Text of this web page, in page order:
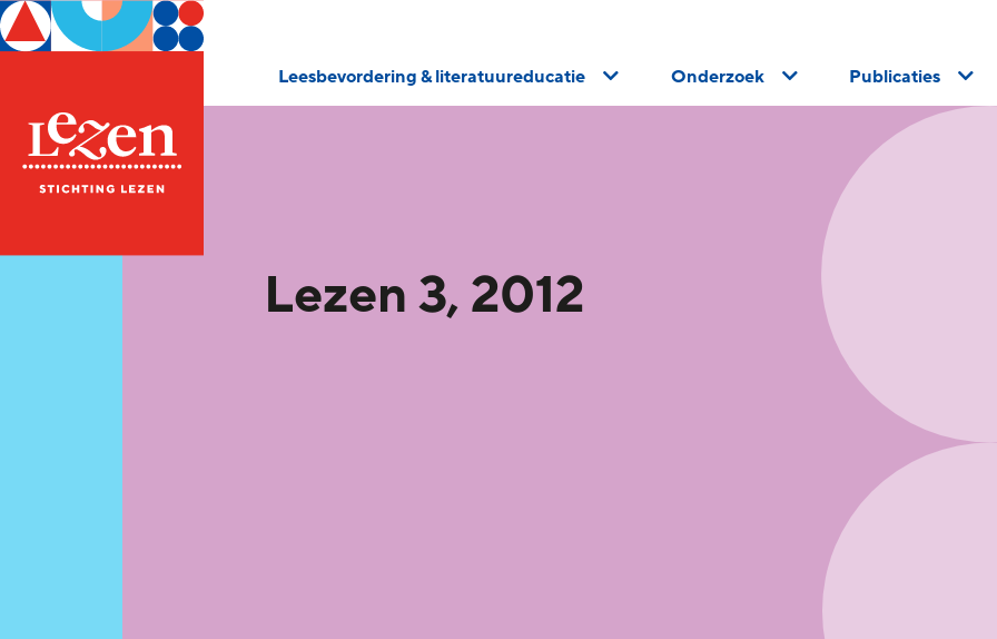
Leesbevordering & literatuureducatie Onderzoek Publicaties
Lezen 3, 2012